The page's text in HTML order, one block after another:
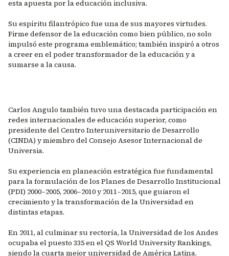
esta apuesta por la educación inclusiva.
Su espíritu filantrópico fue una de sus mayores virtudes.
Firme defensor de la educación como bien público, no solo
impulsó este programa emblemático; también inspiró a otros
a creer en el poder transformador de la educación y a
sumarse a la causa.
Carlos Angulo también tuvo una destacada participación en
redes internacionales de educación superior, como
presidente del Centro Interuniversitario de Desarrollo
(CINDA) y miembro del Consejo Asesor Internacional de
Universia.
Su experiencia en planeación estratégica fue fundamental
para la formulación de los Planes de Desarrollo Institucional
(PDI) 2000–2005, 2006–2010 y 2011–2015, que guiaron el
crecimiento y la transformación de la Universidad en
distintas etapas.
En 2011, al culminar su rectoría, la Universidad de los Andes
ocupaba el puesto 335 en el QS World University Rankings,
siendo la cuarta mejor universidad de América Latina.